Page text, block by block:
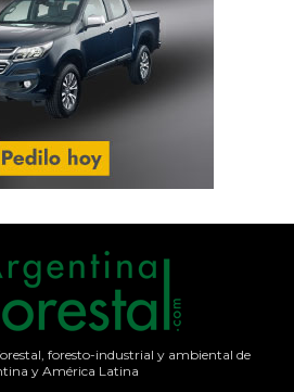
foresto-industrial y ambiental de
y América Latina